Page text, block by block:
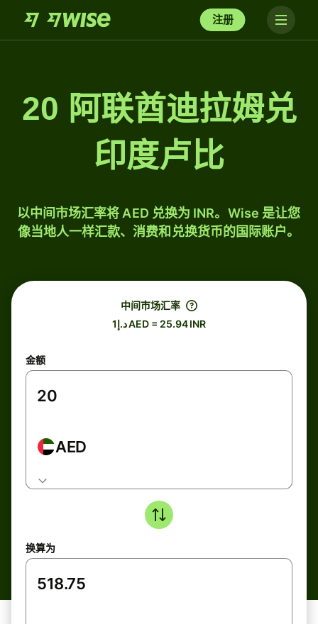
注册
20 阿联酋迪拉姆兑
印度卢比
以中间市场汇率将 AED 兑换为 INR。Wise 是让您
像当地人一样汇款、消费和兑换货币的国际账户。
中间市场汇率
د.إ1 AED = 25.94 INR
金额
AED
换算为